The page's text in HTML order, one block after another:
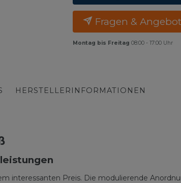
Fragen &
Montag bis Freitag 08:00 - 17:00 Uhr
HERSTELLERINFORMATIONEN
interessanten Preis. Die modulierende